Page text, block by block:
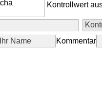
Kontrollwert
Kommentar